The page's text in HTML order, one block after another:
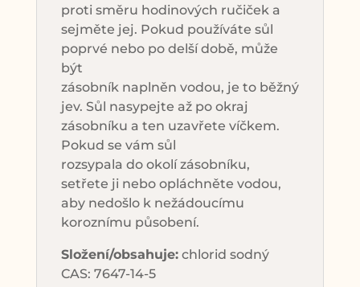
proti směru hodinových ručiček a
sejměte jej. Pokud používáte sůl
poprvé nebo po delší době, může
být
zásobník naplněn vodou, je to běžný
jev. Sůl nasypejte až po okraj
zásobníku a ten uzavřete víčkem.
Pokud se vám sůl
rozsypala do okolí zásobníku,
setřete ji nebo opláchněte vodou,
aby nedošlo k nežádoucímu
koroznímu působení.
Složení/obsahuje:chlorid sodný
CAS: 7647-14-5